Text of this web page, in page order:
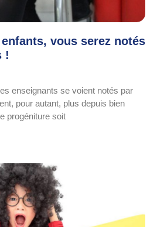
vous serez notés
!
enseignants se voient notés par
pour autant, plus depuis bien
progéniture soit